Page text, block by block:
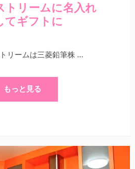
トリームに名入れ
てギフトに
リームは三菱鉛筆株 …
もっと見る